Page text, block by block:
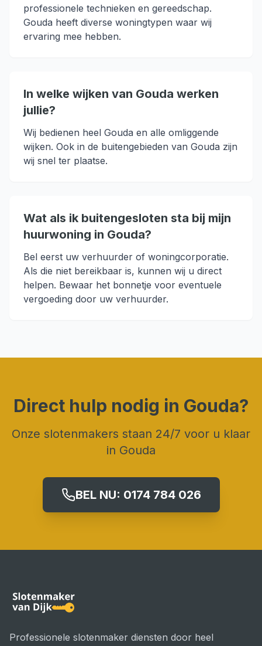
professionele technieken en gereedschap.
Gouda heeft diverse woningtypen waar wij
ervaring mee hebben.
In welke wijken van Gouda werken
jullie?
Wij bedienen heel Gouda en alle omliggende
wijken. Ook in de buitengebieden van Gouda zijn
wij snel ter plaatse.
Wat als ik buitengesloten sta bij mijn
huurwoning in Gouda?
Bel eerst uw verhuurder of woningcorporatie.
Als die niet bereikbaar is, kunnen wij u direct
helpen. Bewaar het bonnetje voor eventuele
vergoeding door uw verhuurder.
Direct hulp nodig in Gouda?
Onze slotenmakers staan 24/7 voor u klaar
in Gouda
BEL NU: 0174 784 026
Professionele slotenmaker diensten door heel